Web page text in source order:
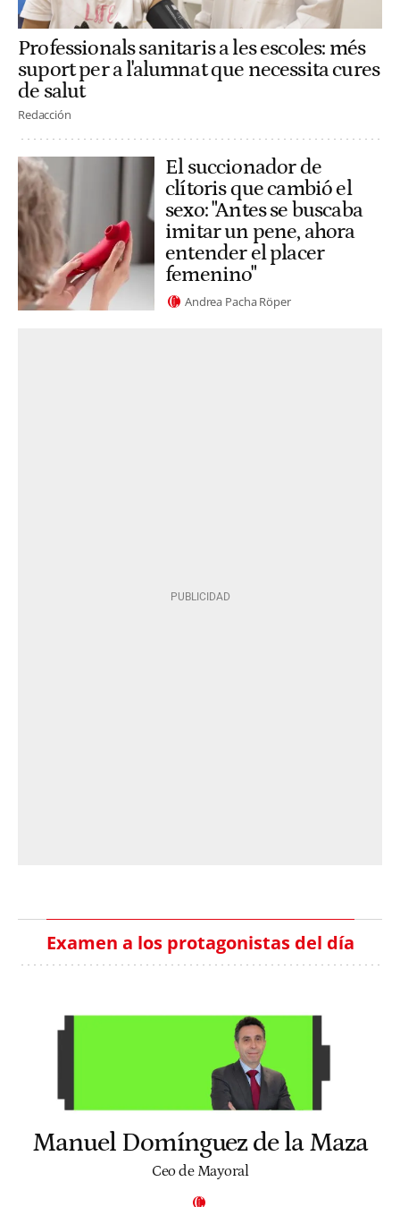
Professionals sanitaris a les escoles: més
suport per a l'alumnat que necessita cures
de salut
Redacción
El succionador de
clítoris que cambió el
sexo: "Antes se buscaba
imitar un pene, ahora
entender el placer
femenino"
Andrea Pacha Röper
Examen a los protagonistas del día
Manuel Domínguez de la Maza
Ceo de Mayoral